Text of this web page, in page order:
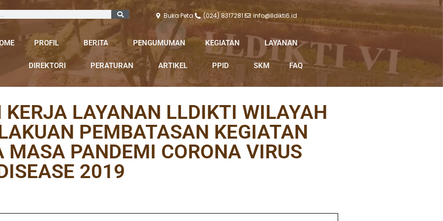
Buka Peta (024) 8317281 info@lldikti6.id
PROFIL BERITA PENGUMUMAN KEGIATAN LAYANAN
DIREKTORI PERATURAN ARTIKEL PPID SKM FAQ
LAYANAN LLDIKTI WILAYAH
PEMBATASAN KEGIATAN
MASA PANDEMI CORONA VIRUS
2019